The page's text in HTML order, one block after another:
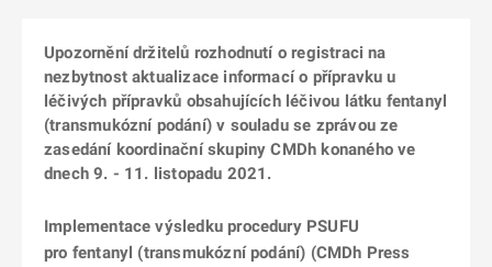
Upozornění držitelů rozhodnutí o registraci na
nezbytnost aktualizace informací o přípravku u
léčivých přípravků obsahujících léčivou látku fentanyl
(transmukózní podání) v souladu se zprávou ze
zasedání koordinační skupiny CMDh konaného ve
dnech 9. - 11. listopadu 2021.
Implementace výsledku procedury PSUFU
pro fentanyl (transmukózní podání) (CMDh Press